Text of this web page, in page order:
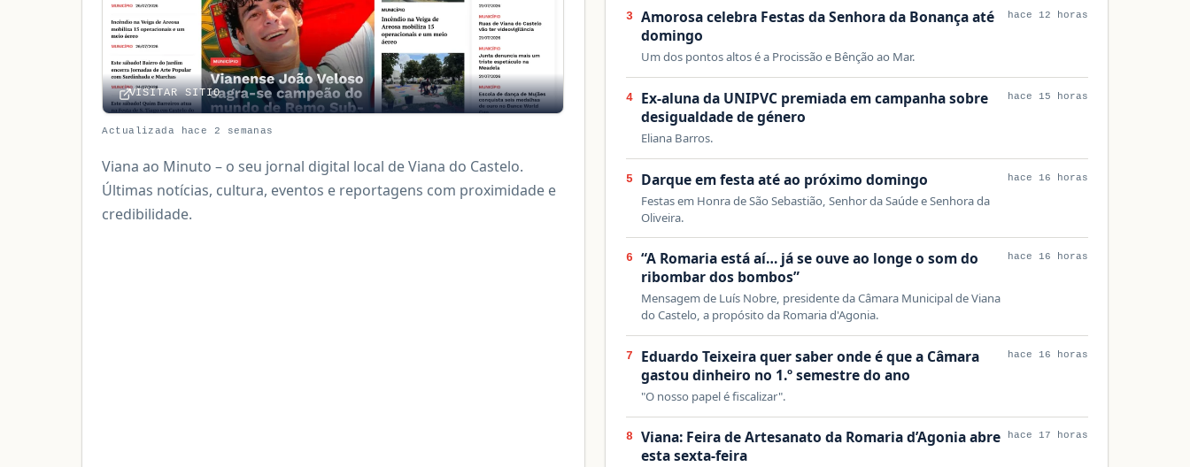
VISITAR SITIO
Actualizada hace 2 semanas
Viana ao Minuto – o seu jornal digital local de Viana do Castelo.
Últimas notícias, cultura, eventos e reportagens com proximidade e
credibilidade.
3
Amorosa celebra Festas da Senhora da Bonança até
domingo
Um dos pontos altos é a Procissão e Bênção ao Mar.
hace 12 horas
4
Ex-aluna da UNIPVC premiada em campanha sobre
desigualdade de género
Eliana Barros.
hace 15 horas
5 Darque em festa até ao próximo domingo
Festas em Honra de São Sebastião, Senhor da Saúde e Senhora da
Oliveira.
hace 16 horas
6
“A Romaria está aí… já se ouve ao longe o som do
ribombar dos bombos”
Mensagem de Luís Nobre, presidente da Câmara Municipal de Viana
do Castelo, a propósito da Romaria d'Agonia.
hace 16 horas
7
Eduardo Teixeira quer saber onde é que a Câmara
gastou dinheiro no 1.º semestre do ano
"O nosso papel é fiscalizar".
hace 16 horas
8
Viana: Feira de Artesanato da Romaria d’Agonia abre
esta sexta-feira
hace 17 horas